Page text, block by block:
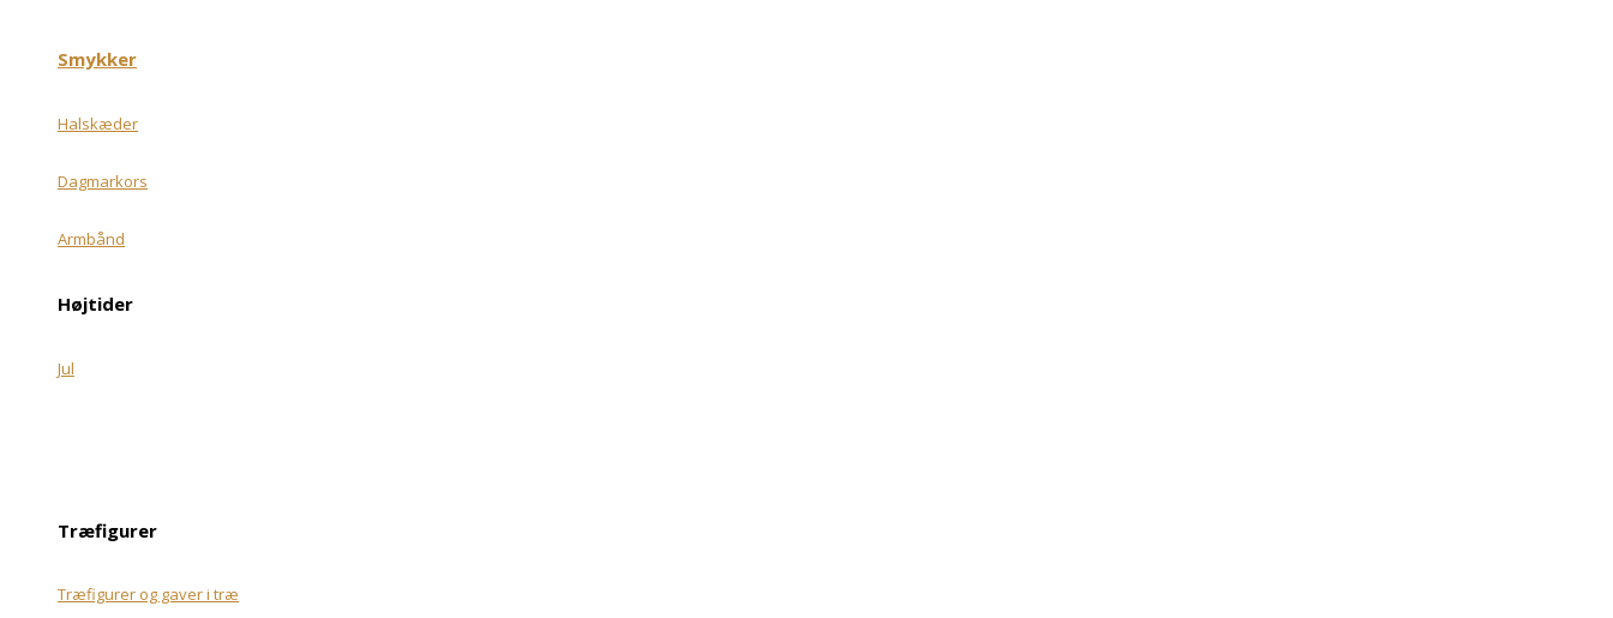
Smykker
Halskæder
Dagmarkors
Armbånd
Højtider
Jul
Træfigurer
Træfigurer og gaver i træ